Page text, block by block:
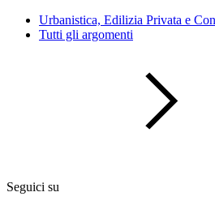
Urbanistica, Edilizia Privata e
Tutti gli argomenti
Seguici su